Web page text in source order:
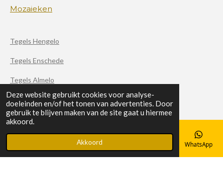
Deze website gebruikt cookies voor analyse-
doeleinden en/of het tonen van advertenties. Door
gebruik te blijven maken van de site gaat u hiermee
akkoord.
Akkoord
Mozaieken
Tegels Hengelo
Tegels Enschede
Tegels Almelo
F
a
c
e
o
X
I
n
t
g
Telefoonnummer WhatsApp